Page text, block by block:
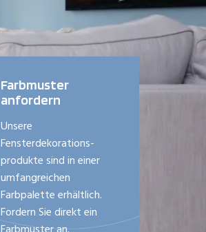
Farbmuster
anfordern
Unsere
Fensterdekorations-
produkte sind in einer
umfangreichen
Farbpalette erhältlich.
Fordern Sie direkt ein